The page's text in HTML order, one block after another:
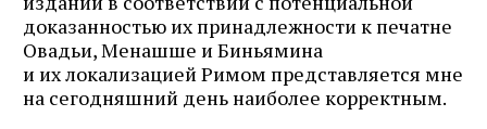
доказанностью их принадлежности к печатне
Овадьи, Менашше и Биньямина
и их локализацией Римом представляется мне
на сегодняшний день наиболее корректным.